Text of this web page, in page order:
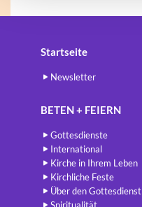
Startseite
Newsletter
BETEN + FEIERN
Gottesdienste
International
Kirche in Ihrem Leben
Kirchliche Feste
Über den Gottesdienst
Spiritualität